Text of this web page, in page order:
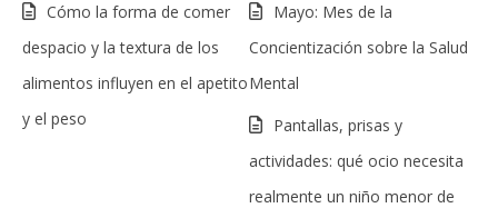
Cómo la forma de comer
despacio y la textura de los
alimentos influyen en el apetito
y el peso
Mayo: Mes de la
Concientización sobre la Salud
Mental
Pantallas, prisas y
actividades: qué ocio necesita
realmente un niño menor de